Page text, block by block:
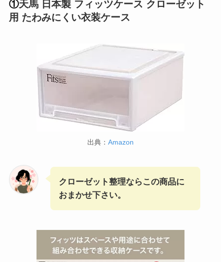
①天馬 日本製 フィッツケース クローゼット
用 たわみにくい衣装ケース
出典： Amazon
クローゼット整理ならこの商品に
おまかせ下さい。